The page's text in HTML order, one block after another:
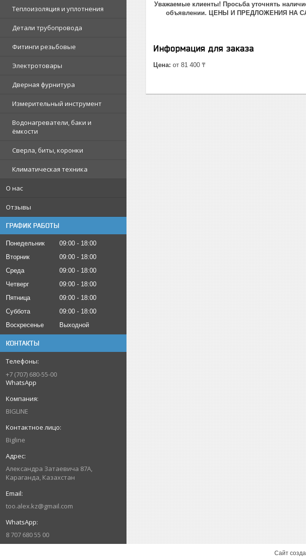
Теплоизоляция и уплотнения
Детали трубопровода
Фитинги резьбовые
Электротовары
Дверная фурнитура
Измерительный инструмент
Водонагреватели, баки и
ёмкости
Сверла, биты, коронки
Климатическая техника
О нас
Отзывы
ГРАФИК РАБОТЫ
Понедельник 09:00
18:00
Вторник
09:00
18:00
Среда
09:00
18:00
Четверг
09:00
18:00
Пятница
09:00
18:00
Суббота
09:00
18:00
Воскресенье
Выходной
КОНТАКТЫ
+7 (707) 680-55-00
WhatsApp
BIGLINE
Bigline
Александра Затаевича 87А,
Караганда, Казахстан
too.alex.kz@gmail.com
8 707 680 55 00
Уважаемые клиенты! Просьба уточнять
объявлении. ЦЕНЫ И ПРЕДЛОЖЕНИЯ НА
Информация для заказа
Цена: от 81 400 ₸
Сайт